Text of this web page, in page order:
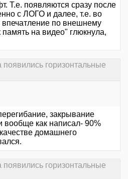
Т.е. появляются сразу после
с ЛОГО и далее, т.е. во
по внешнему
на видео" глюкнула,
горизонтальные
закрывание
вообще как написал- 90%
домашнего
горизонтальные